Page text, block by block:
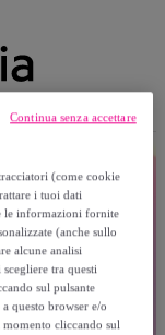
(come cookie
i tuoi dati
le informazioni fornite
(anche sullo
alcune analisi
tra questi
sul pulsante
questo browser e/o
cliccando sul
Continua senza accettare